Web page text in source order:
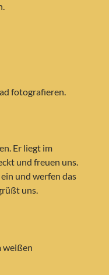
fotografieren.
Er liegt im
und freuen uns.
und werfen das
uns.
weißen